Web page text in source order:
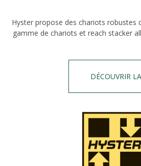
Hyster propose des chariots robustes
gamme de chariots et reach stacker
DÉCOUVRIR